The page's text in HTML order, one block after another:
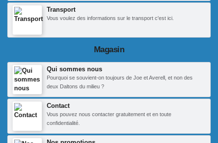
Transport
Vous voulez des informations sur le transport c'est ici.
Magasin
Qui sommes nous
Pourquoi se souvient-on toujours de Joe et Averell, et non des
deux Daltons du milieu ?
Contact
Vous pouvez nous contacter gratuitement et en toute
confidentialité.